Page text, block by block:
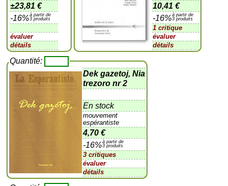
±23,81 €
-16%à partir de
3 produits
évaluer
détails
10,41 €
-16%à partir de
3 produits
1 critique
évaluer
détails
Quantité:
Dek gazetoj, Nia
trezoro nr 2
En stock
mouvement
espérantiste
4,70 €
-16%à partir de
3 produits
3 critiques
évaluer
détails